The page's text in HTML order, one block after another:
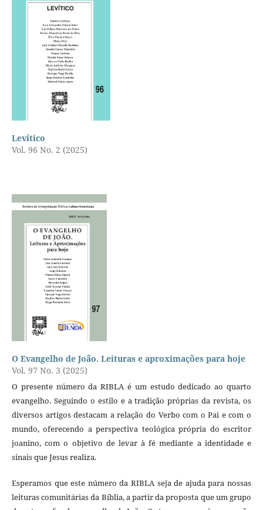
Levítico
Vol. 96 No. 2 (2025)
O Evangelho de João. Leituras e aproximações para hoje
Vol. 97 No. 3 (2025)
O presente número da RIBLA é um estudo dedicado ao quarto
evangelho. Seguindo o estilo e a tradição próprias da revista, os
diversos artigos destacam a relação do Verbo com o Pai e com o
mundo, oferecendo a perspectiva teológica própria do escritor
joanino, com o objetivo de levar à fé mediante a identidade e
sinais que Jesus realiza.
Esperamos que este número da RIBLA seja de ajuda para nossas
leituras comunitárias da Bíblia, a partir da proposta que um grupo